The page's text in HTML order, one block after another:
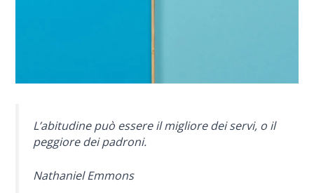
L’abitudine può essere il migliore dei servi, o il
peggiore dei padroni.
Nathaniel Emmons